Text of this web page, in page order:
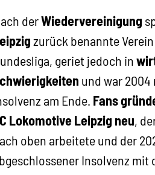
derWiedervereinigung
zurück benannte
geriet jedoch in
und war 2004
am Ende. Fans
Lokomotive Leipzig neu,
oben arbeitete und der
Insolvenz mit